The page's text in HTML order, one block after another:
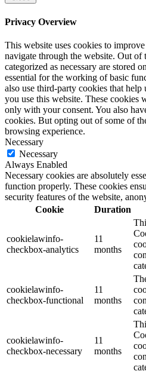
Privacy Overview
This website uses cookies to
navigate through the website. Out of
categorized as necessary are stored
essential for the working of basic
also use third-party cookies that help
you use this website. These cookies
only with your consent. You also
cookies. But opting out of some of
browsing experience.
Necessary
Necessary
Always Enabled
Necessary cookies are absolutely
function properly. These cookies
security features of the website,
Cookie
Duration
cookielawinfo-
checkbox-analytics
11
months
cookielawinfo-
checkbox-functional
11
months
cookielawinfo-
checkbox-necessary
11
months